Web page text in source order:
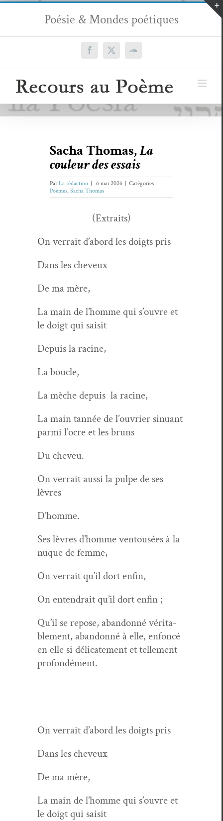
Passer
contenu
Poésie & Mondes poétiques
Facebook
X SoundCloud
Sacha Thomas,La
couleur des essais
ParLa rédaction 6 mai 2026
Catégories :
Poèmes, Sacha Thomas
(Extraits)
On ver­rait d’abord les doigts pris
Dans les cheveux
De ma mère,
La main de l’homme qui s’ouvre et
le doigt qui saisit
Depuis la racine,
La boucle,
La mèche depuis la racine,
La main tan­née de l’ouvrier sin­u­ant
par­mi l’ocre et les bruns
Du cheveu.
On ver­rait aus­si la pulpe de ses
lèvres
D’homme.
Ses lèvres d’homme ven­tousées à la
nuque de femme,
On ver­rait qu’il dort enfin,
On entendrait qu’il dort enfin ;
Qu’il se repose, aban­don­né véri­ta­
ble­ment, aban­don­né à elle, enfon­cé
en elle si déli­cate­ment et telle­ment
profondément.
On ver­rait d’abord les doigts pris
Dans les cheveux
De ma mère,
La main de l’homme qui s’ouvre et
le doigt qui saisit